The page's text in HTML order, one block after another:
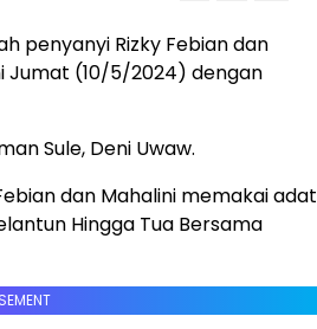
penyanyi Rizky Febian dan
Jumat (10/5/2024) dengan
Sule, Deni Uwaw.
dan Mahalini memakai adat
Hingga Tua Bersama